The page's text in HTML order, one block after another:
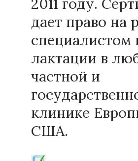
2011 году.
дает право на
специалистом
лактации в
частной и
клинике
США.